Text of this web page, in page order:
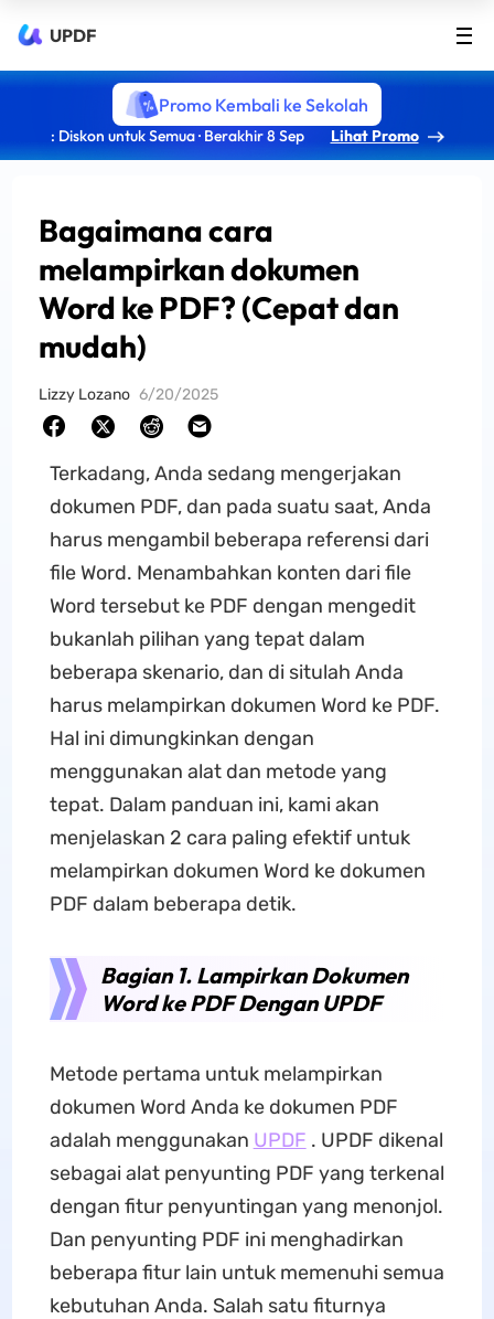
UPDF
Promo Kembali ke Sekolah
: Diskon untuk Semua · Berakhir 8 Sep Lihat Promo
Bagaimana cara
melampirkan dokumen
Word ke PDF? (Cepat dan
mudah)
Lizzy Lozano 6/20/2025
Terkadang, Anda sedang mengerjakan
dokumen PDF, dan pada suatu saat, Anda
harus mengambil beberapa referensi dari
file Word. Menambahkan konten dari file
Word tersebut ke PDF dengan mengedit
bukanlah pilihan yang tepat dalam
beberapa skenario, dan di situlah Anda
harus melampirkan dokumen Word ke PDF.
Hal ini dimungkinkan dengan
menggunakan alat dan metode yang
tepat. Dalam panduan ini, kami akan
menjelaskan 2 cara paling efektif untuk
melampirkan dokumen Word ke dokumen
PDF dalam beberapa detik.
Bagian 1. Lampirkan Dokumen
Word ke PDF Dengan UPDF
Metode pertama untuk melampirkan
dokumen Word Anda ke dokumen PDF
adalah menggunakan UPDF . UPDF dikenal
sebagai alat penyunting PDF yang terkenal
dengan fitur penyuntingan yang menonjol.
Dan penyunting PDF ini menghadirkan
beberapa fitur lain untuk memenuhi semua
kebutuhan Anda. Salah satu fiturnya